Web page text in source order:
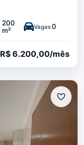
200
m²
Vagas0
R$ 6.200,00/mês